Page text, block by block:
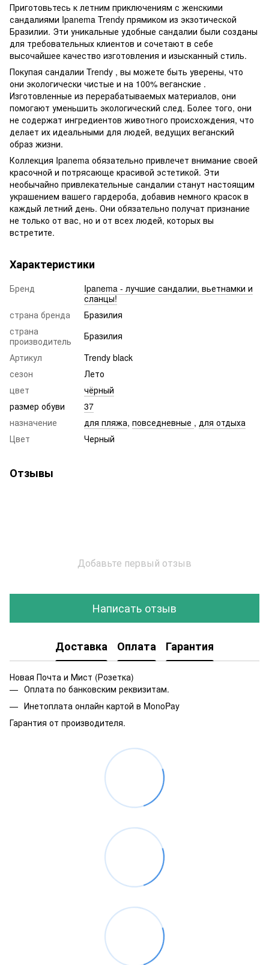
Приготовьтесь к летним приключениям с женскими
сандалиями Ipanema Trendy прямиком из экзотической
Бразилии. Эти уникальные удобные сандалии были созданы
для требовательных клиентов и сочетают в себе
высочайшее качество изготовления и изысканный стиль.
Покупая сандалии Trendy , вы можете быть уверены, что
они экологически чистые и на 100% веганские .
Изготовленные из перерабатываемых материалов, они
помогают уменьшить экологический след. Более того, они
не содержат ингредиентов животного происхождения, что
делает их идеальными для людей, ведущих веганский
образ жизни.
Коллекция Ipanema обязательно привлечет внимание своей
красочной и потрясающе красивой эстетикой. Эти
необычайно привлекательные сандалии станут настоящим
украшением вашего гардероба, добавив немного красок в
каждый летний день. Они обязательно получат признание
не только от вас, но и от всех людей, которых вы
встретите.
Характеристики
Бренд
Ipanema - лучшие сандалии, вьетнамки и
сланцы!
страна бренда
Бразилия
страна
производитель
Бразилия
Артикул
Trendy black
сезон
Лето
цвет
чёрный
размер обуви
37
назначение
для пляжа, повседневные , для отдыха
Цвет
Черный
Отзывы
Добавьте первый отзыв
Написать отзыв
Доставка Оплата Гарантия
Новая Почта и Мист (Розетка)
Оплата по банковским реквизитам.
Инетоплата онлайн картой в MonoPay
Гарантия от производителя.